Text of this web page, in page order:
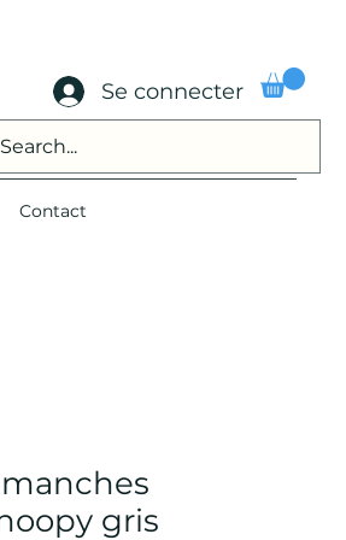
Se connecter
Contact
gris